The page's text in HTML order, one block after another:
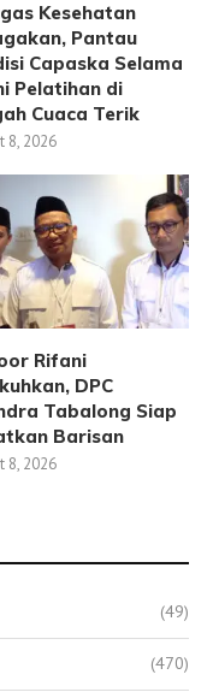
Kesehatan
Pantau
Capaska Selama
Pelatihan di
Cuaca Terik
8, 2026
Rifani
DPC
Tabalong Siap
Barisan
8, 2026
(49)
(470)